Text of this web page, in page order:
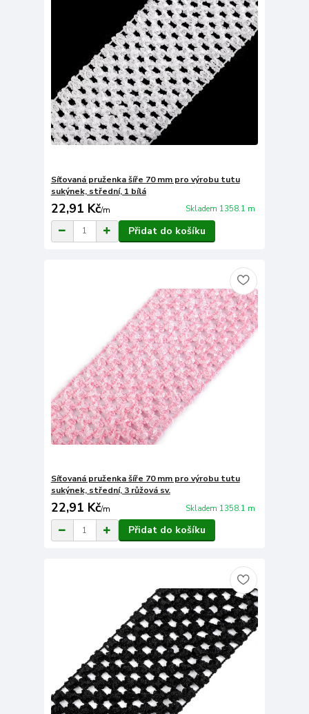
Síťovaná pruženka šíře 70 mm pro výrobu tutu
sukýnek, střední, 1 bílá
22,91 Kč/m Skladem 1358.1 m
Přidat do košíku
Síťovaná pruženka šíře 70 mm pro výrobu tutu
sukýnek, střední, 3 růžová sv.
22,91 Kč/m Skladem 1358.1 m
Přidat do košíku